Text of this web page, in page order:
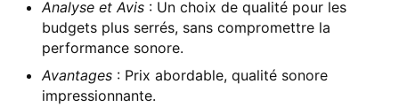
Analyse et Avis : Un choix de qualité pour les
budgets plus serrés, sans compromettre la
performance sonore.
Avantages : Prix abordable, qualité sonore
impressionnante.